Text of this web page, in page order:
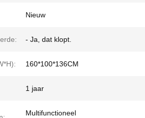
Nieuw
- Ja, dat klopt.
160*100*136CM
1 jaar
Multifunctioneel